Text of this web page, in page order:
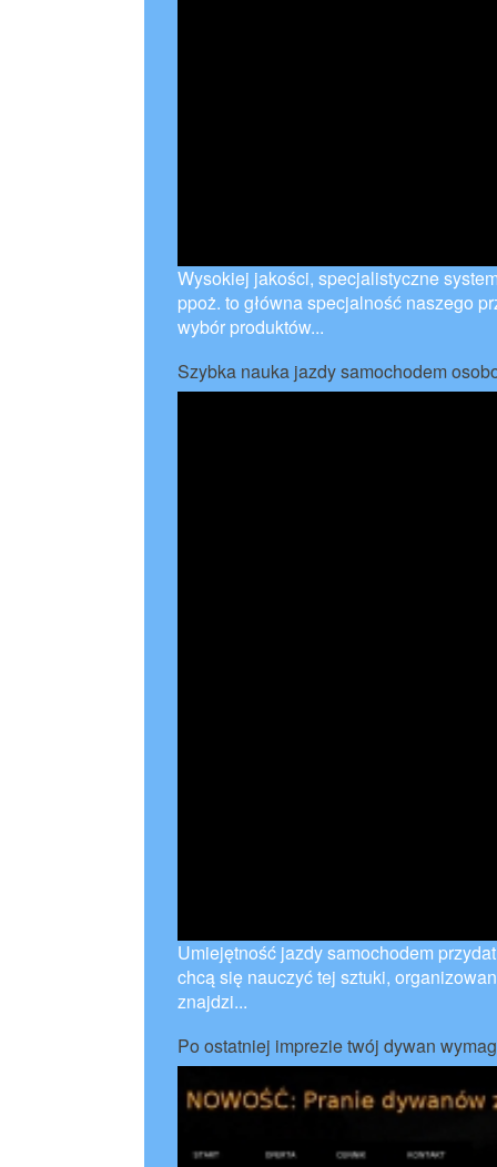
Wysokiej jakości, specjalistyczne
ppoż. to główna specjalność naszego
wybór produktów...
Szybka nauka jazdy samochodem
Umiejętność jazdy samochodem
chcą się nauczyć tej sztuki,
znajdzi...
Po ostatniej imprezie twój dywan